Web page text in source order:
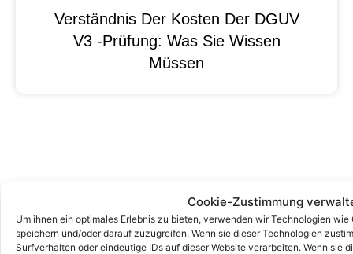
Cookie-Zustimmung
Um ihnen ein optimales Erlebnis zu bieten, verwenden wir Technologien
speichern und/oder darauf zuzugreifen. Wenn sie dieser Technologien
Surfverhalten oder eindeutige IDs auf dieser Website verarbeiten. Wenn sie
Verständnis Der Kosten Der DGUV
V3 -Prüfung: Was Sie Wissen
Müssen